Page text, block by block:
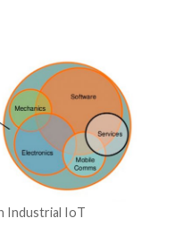
Industrial IoT